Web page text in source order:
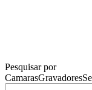
Pesquisar por
CamarasGravadores